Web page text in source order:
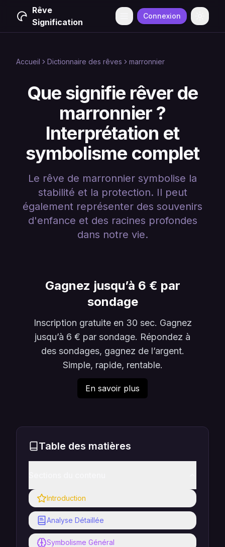
Rêve
Signification
Menu Connexion
Accueil Dictionnaire des rêves marronnier
Que signifie rêver de
marronnier ?
Interprétation et
symbolisme complet
Le rêve de marronnier symbolise la
stabilité et la protection. Il peut
également représenter des souvenirs
d'enfance et des racines profondes
dans notre vie.
Gagnez jusqu’à 6 € par
sondage
Inscription gratuite en 30 sec. Gagnez
jusqu’à 6 € par sondage. Répondez à
des sondages, gagnez de l’argent.
Simple, rapide, rentable.
En savoir plus
Table des matières
Introduction
Analyse Détaillée
Symbolisme Général